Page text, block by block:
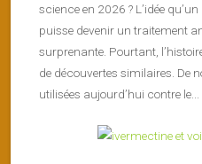
science en 2026 ? L’idée
puisse devenir un traitement
surprenante. Pourtant,
de découvertes similaires. De
utilisées aujourd’hui contre le...